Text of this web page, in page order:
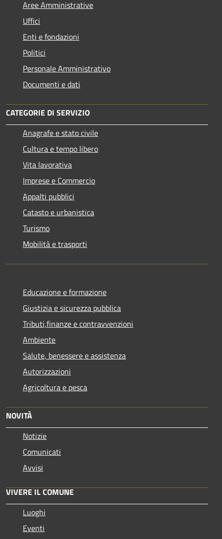
Aree Amministrative
Uffici
Enti e fondazioni
Politici
Personale Amministrativo
Documenti e dati
CATEGORIE DI SERVIZIO
Anagrafe e stato civile
Cultura e tempo libero
Vita lavorativa
Imprese e Commercio
Appalti pubblici
Catasto e urbanistica
Turismo
Mobilità e trasporti
Educazione e formazione
Giustizia e sicurezza pubblica
Tributi,finanze e contravvenzioni
Ambiente
Salute, benessere e assistenza
Autorizzazioni
Agricoltura e pesca
NOVITÀ
Notizie
Comunicati
Avvisi
VIVERE IL COMUNE
Luoghi
Eventi